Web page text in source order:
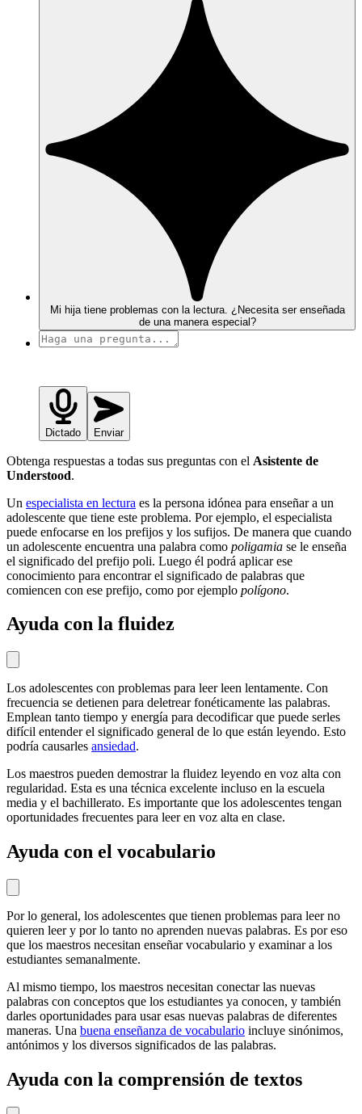
Mi hija tiene problemas con la lectura. ¿Necesita ser enseñada
de una manera especial?
Dictado Enviar
Obtenga respuestas a todas sus preguntas con el Asistente de
Understood.
Un especialista en lectura es la persona idónea para enseñar a un
adolescente que tiene este problema. Por ejemplo, el especialista
puede enfocarse en los prefijos y los sufijos. De manera que cuando
un adolescente encuentra una palabra como poligamia se le enseña
el significado del prefijo poli. Luego él podrá aplicar ese
conocimiento para encontrar el significado de palabras que
comiencen con ese prefijo, como por ejemplo polígono.
Ayuda con la fluidez
Los adolescentes con problemas para leer leen lentamente. Con
frecuencia se detienen para deletrear fonéticamente las palabras.
Emplean tanto tiempo y energía para decodificar que puede serles
difícil entender el significado general de lo que están leyendo. Esto
podría causarles ansiedad.
Los maestros pueden demostrar la fluidez leyendo en voz alta con
regularidad. Esta es una técnica excelente incluso en la escuela
media y el bachillerato. Es importante que los adolescentes tengan
oportunidades frecuentes para leer en voz alta en clase.
Ayuda con el vocabulario
Por lo general, los adolescentes que tienen problemas para leer no
quieren leer y por lo tanto no aprenden nuevas palabras. Es por eso
que los maestros necesitan enseñar vocabulario y examinar a los
estudiantes semanalmente.
Al mismo tiempo, los maestros necesitan conectar las nuevas
palabras con conceptos que los estudiantes ya conocen, y también
darles oportunidades para usar esas nuevas palabras de diferentes
maneras. Una buena enseñanza de vocabulario incluye sinónimos,
antónimos y los diversos significados de las palabras.
Ayuda con la comprensión de textos